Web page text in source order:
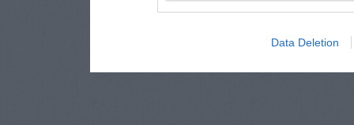
Data Deletion